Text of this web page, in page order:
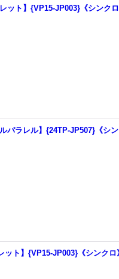
ット】{VP15-JP003}《シンクロ
パラレル】{24TP-JP507}《シン
ット】{VP15-JP003}《シンクロ